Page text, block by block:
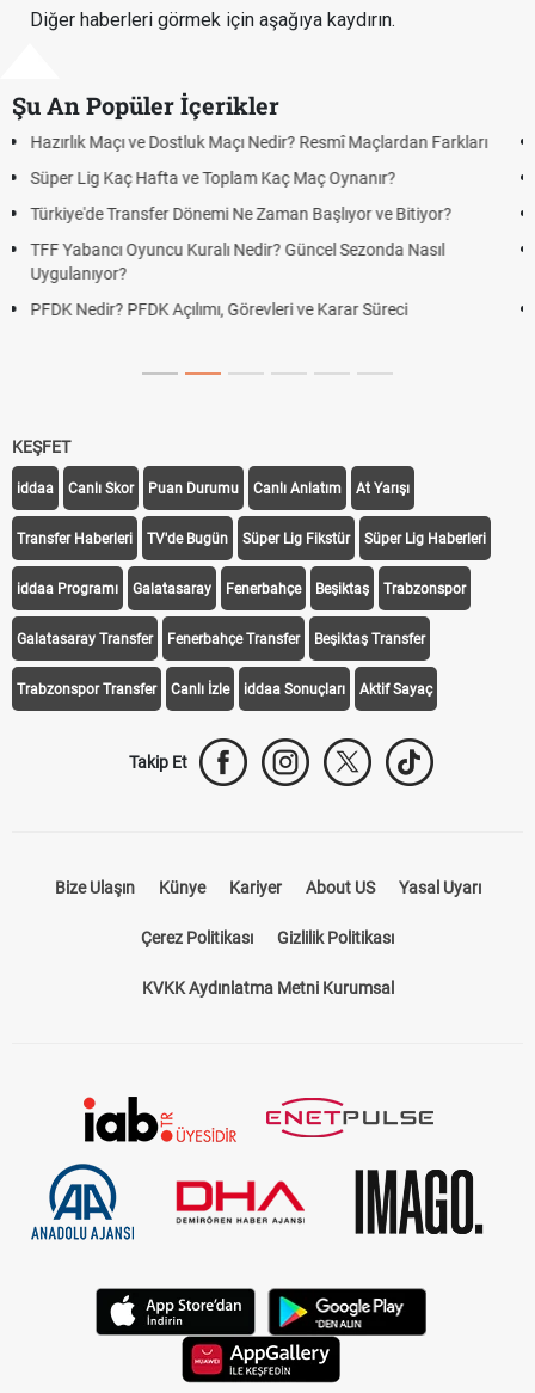
Diğer haberleri görmek için aşağıya kaydırın.
Şu An Popüler İçerikler
Puan Durumunda AG, OM ve Diğer Kısaltmalar Ne Anlama Gelir?
Skor Ne Demek? Sporda Skor ve Sonuç Kavramları
Futbol Nasıl Oynanır? Temel Futbol Kuralları
Deplasman Golü Kuralı Nedir? Hangi Organizasyonlarda
Uygulanıyor?
DGS Sonuçları Ne Zaman Açıklanacak 2026? ÖSYM Sonuç
KEŞFET
iddaa Canlı Skor Puan Durumu Canlı Anlatım At Yarışı
Transfer Haberleri TV'de Bugün Süper Lig Fikstür Süper Lig Haberleri
iddaa Programı Galatasaray Fenerbahçe Beşiktaş Trabzonspor
Galatasaray Transfer Fenerbahçe Transfer Beşiktaş Transfer
Trabzonspor Transfer Canlı İzle iddaa Sonuçları Aktif Sayaç
Takip Et
Bize Ulaşın Künye Kariyer About US Yasal Uyarı
Çerez Politikası Gizlilik Politikası
KVKK Aydınlatma Metni Kurumsal